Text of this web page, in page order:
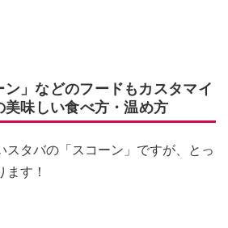
」などのフードもカスタマイ
美味しい食べ方・温め方
スタバの「スコーン」ですが、とっ
す！